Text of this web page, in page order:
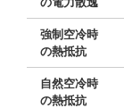
強制空冷時
の熱抵抗
自然空冷時
の熱抵抗